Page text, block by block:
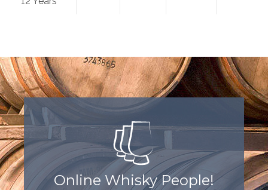
Online Whisky People!